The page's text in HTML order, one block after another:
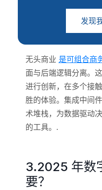
发现
无头商业 是可组合商
面与后端逻辑分离。
进行创新，在多个接
胜的体验。集成中间
术堆栈，为数据驱动
的工具。.
3.2025 年数
要？